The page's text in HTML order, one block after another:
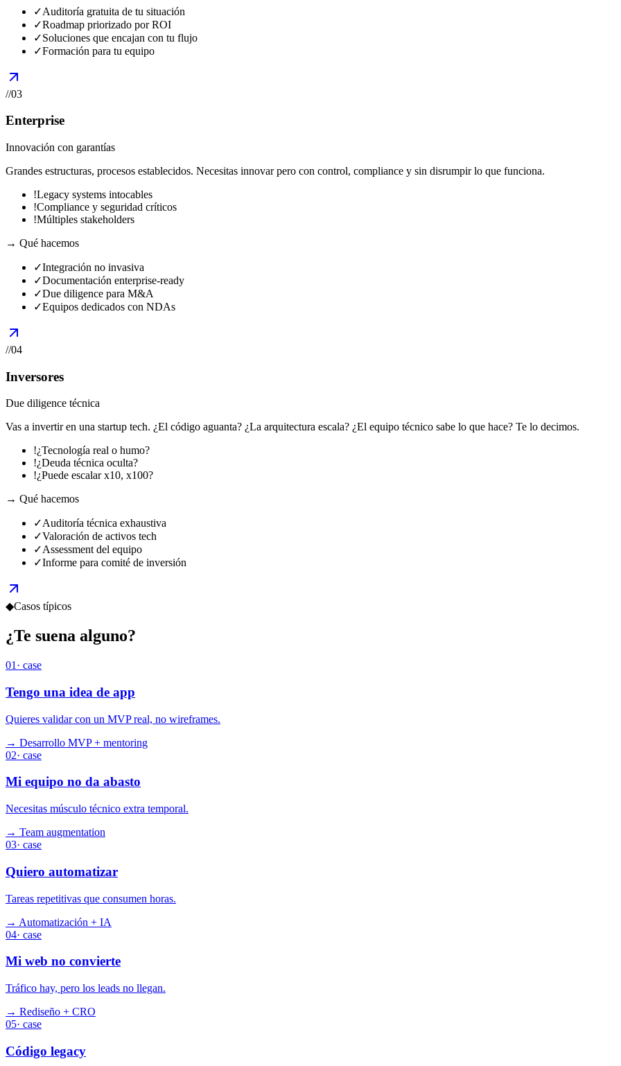
✓Auditoría gratuita de tu situación
✓Roadmap priorizado por ROI
✓Soluciones que encajan con tu flujo
✓Formación para tu equipo
//03
Enterprise
Innovación con garantías
Grandes estructuras, procesos establecidos. Necesitas innovar pero con control, compliance y sin disrumpir lo que funciona.
!Legacy systems intocables
!Compliance y seguridad críticos
!Múltiples stakeholders
→ Qué hacemos
✓Integración no invasiva
✓Documentación enterprise-ready
✓Due diligence para M&A
✓Equipos dedicados con NDAs
//04
Inversores
Due diligence técnica
Vas a invertir en una startup tech. ¿El código aguanta? ¿La arquitectura escala? ¿El equipo técnico sabe lo que hace? Te lo decimos.
!¿Tecnología real o humo?
!¿Deuda técnica oculta?
!¿Puede escalar x10, x100?
→ Qué hacemos
✓Auditoría técnica exhaustiva
✓Valoración de activos tech
✓Assessment del equipo
✓Informe para comité de inversión
◆Casos típicos
¿Te suena alguno?
01 · case
Tengo una idea de app
Quieres validar con un MVP real, no wireframes.
→ Desarrollo MVP + mentoring
02· case
Mi equipo no da abasto
Necesitas músculo técnico extra temporal.
→ Team augmentation
03· case
Quiero automatizar
Tareas repetitivas que consumen horas.
→ Automatización + IA
04· case
Mi web no convierte
Tráfico hay, pero los leads no llegan.
→ Rediseño + CRO
05· case
Código legacy